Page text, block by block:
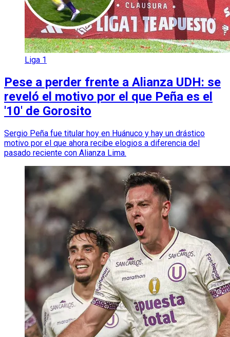
Liga 1
Pese a perder frente a Alianza UDH: se
reveló el motivo por el que Peña es el
'10' de Gorosito
Sergio Peña fue titular hoy en Huánuco y hay un drástico
motivo por el que ahora recibe elogios a diferencia del
pasado reciente con Alianza Lima.